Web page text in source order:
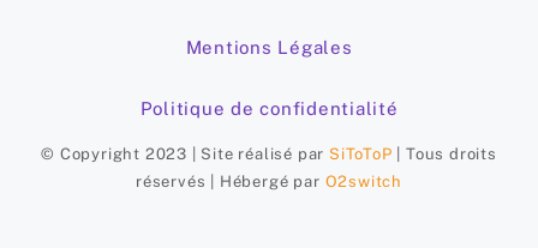
Mentions Légales
Politique de confidentialité
© Copyright 2023 | Site réalisé par SiToToP | Tous droits
réservés | Hébergé par O2switch